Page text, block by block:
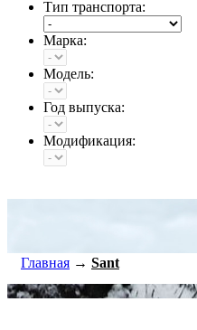
Тип транспорта:
Марка:
Модель:
Год выпуска:
Модификация:
Главная → Sant